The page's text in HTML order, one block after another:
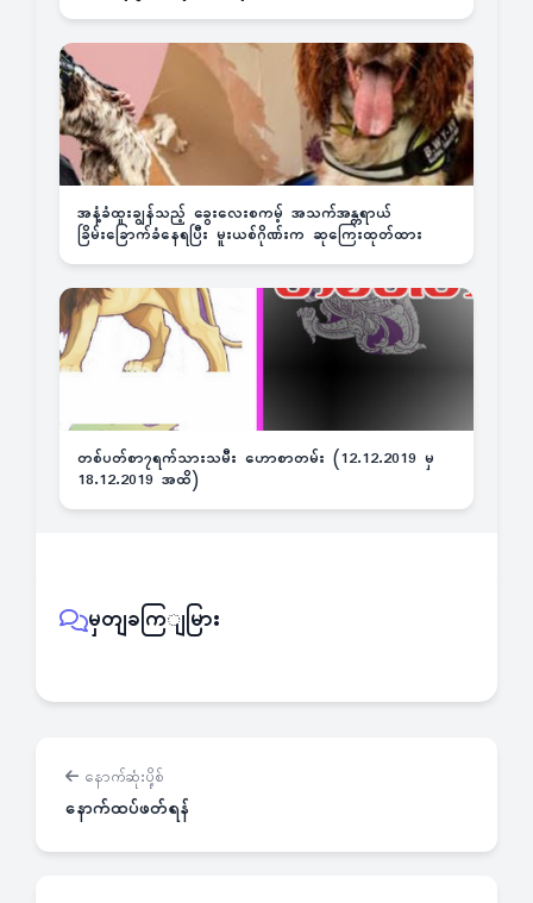
အနံ့ခံထူးချွန်သည့် ခွေးလေးစကမ့် အသက်အန္တရာယ်
ခြိမ်းခြောက်ခံနေရပြီး မူးယစ်ဂိုဏ်းက ဆုကြေးထုတ်ထား
တစ်ပတ်စာ၇ရက်သားသမီး ဟောစာတမ်း (12.12.2019 မှ
18.12.2019 အထိ)
မှတျခကြျမြား
နောက်ဆုံးပို့စ်
နောက်ထပ်ဖတ်ရန်